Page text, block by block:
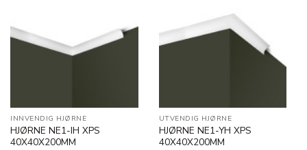
INNVENDIG HJØRNE
HJØRNE NE1-IH XPS
40X40X200MM
UTVENDIG HJØRNE
HJØRNE NE1-YH XPS
40X40X200MM